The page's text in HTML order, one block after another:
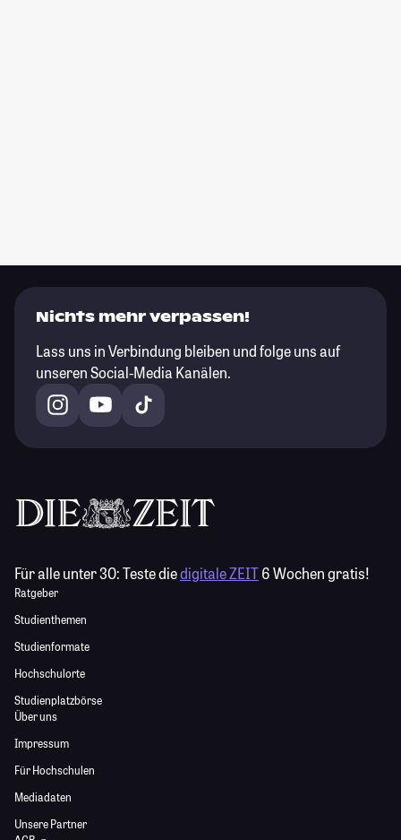
Nichts mehr verpassen!
Lass uns in Verbindung bleiben und folge uns auf
unseren Social-Media Kanälen.
Für alle unter 30:Teste diedigitale ZEIT6 Wochen gratis!
Ratgeber
Studienthemen
Studienformate
Hochschulorte
Studienplatzbörse
Über uns
Impressum
Für Hochschulen
Mediadaten
Unsere Partner